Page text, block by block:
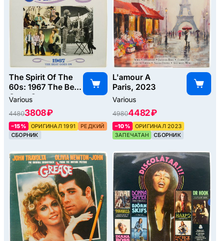
The Spirit Of The
60s: 1967 The Beat
Goes On
Various
44803808 ₽
–15% ОРИГИНАЛ 1991
РЕДКИЙ
СБОРНИК
L'amour A
Paris, 2023
Various
49804482 ₽
–10%
ОРИГИНАЛ 2023
ЗАПЕЧАТАН
СБОРНИК